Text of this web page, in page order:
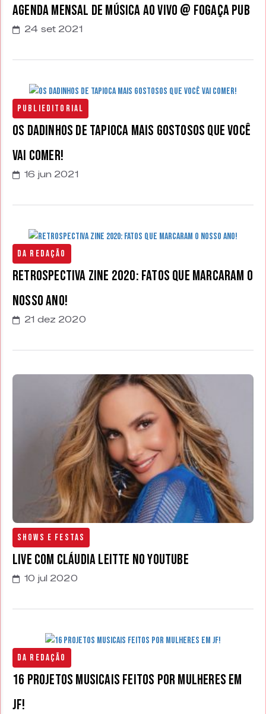
Agenda Mensal de Música ao Vivo @ Fogaça Pub
24 set 2021
Publieditorial
Os Dadinhos de Tapioca Mais Gostosos Que Você
Vai Comer!
16 jun 2021
Da Redação
Retrospectiva Zine 2020: fatos que marcaram o
nosso ano!
21 dez 2020
Shows e Festas
Live com Cláudia Leitte no Youtube
10 jul 2020
Da Redação
16 projetos musicais feitos por mulheres em
JF!